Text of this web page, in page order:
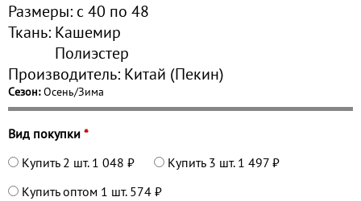
Размеры: с 40 по 48
Ткань: Кашемир
Полиэстер
Производитель: Китай (Пекин)
Сезон:Осень/Зима
Вид покупки *
Купить 2 шт. 1 048 ₽ Купить 3 шт. 1 497 ₽
Купить оптом 1 шт. 574 ₽